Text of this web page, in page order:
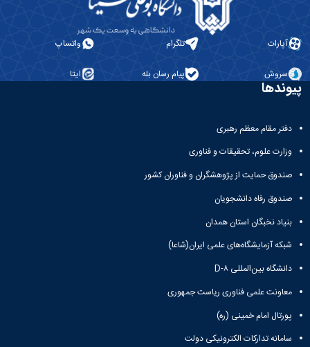
آپارات تلگرام واتساپ
سروش پیام رسان بله ایتا
پیوندها
دفتر مقام معظم رهبری
وزارت علوم، تحقیقات و فناوری
صندوق حمایت از پژوهشگران و فناوران کشور
صندوق رفاه دانشجویان
بنیاد نخبگان استان همدان
شبکه آزمایشگاه‌های علمی ایران(شاعا)
دانشگاه بین‌المللی D-۸
معاونت علمی فناوری ریاست جمهوری
پورتال امام خمینی (ره)
سامانه تدارکات الکترونیکی دولت